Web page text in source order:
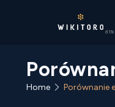
Home Porównanie